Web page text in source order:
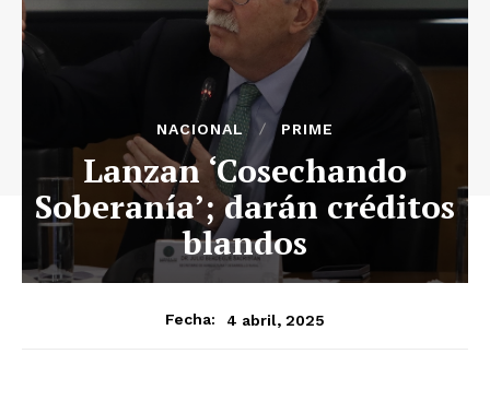
NACIONAL PRIME
Lanzan ‘Cosechando
Soberanía’; darán créditos
blandos
Fecha: 4 abril, 2025